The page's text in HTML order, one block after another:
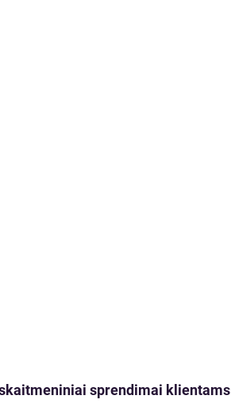
sprendimai klientams